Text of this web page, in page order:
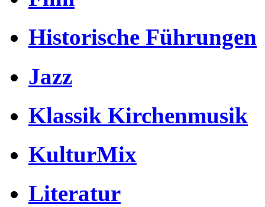
Historische Führungen
Jazz
Klassik Kirchenmusik
KulturMix
Literatur